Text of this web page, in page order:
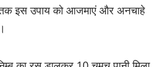
इस उपाय को आजमाएं और अनचाहे